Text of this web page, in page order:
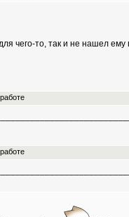
чего-то, так и не нашел